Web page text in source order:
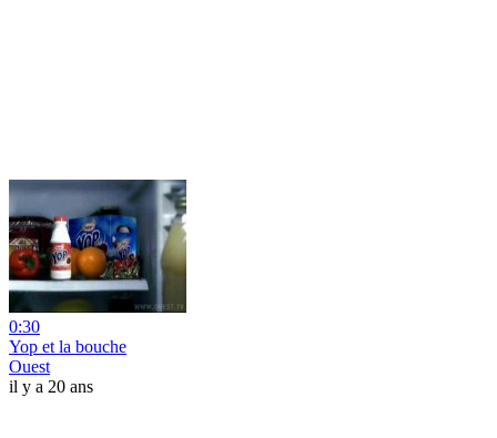
0:30
Yop et la bouche
Ouest
il y a 20 ans